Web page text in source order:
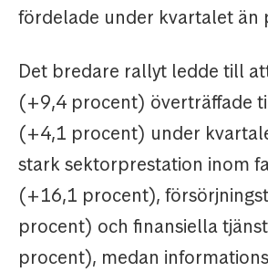
fördelade under kvartalet än
Det bredare rallyt ledde till
(+9,4 procent) överträffade
(+4,1 procent) under
stark sektorprestation inom
(+16,1 procent),
procent) och finansiella
procent), medan